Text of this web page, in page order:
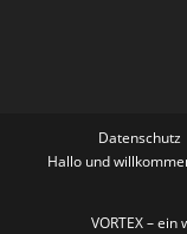
Datenschutz
Hallo und
VORTEX –